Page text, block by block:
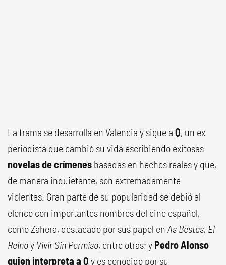
La trama se desarrolla en Valencia y sigue a Q, un ex
periodista que cambió su vida escribiendo exitosas
novelas de crímenes basadas en hechos reales y que,
de manera inquietante, son extremadamente
violentas. Gran parte de su popularidad se debió al
elenco con importantes nombres del cine español,
como Zahera, destacado por sus papel en As Bestas, El
Reinoy Vivir Sin Permiso, entre otras; y Pedro Alonso
quien interpreta a Q y es conocido por su